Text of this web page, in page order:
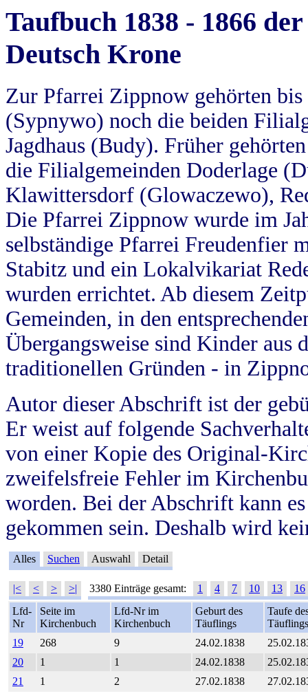
Taufbuch 1838 - 1866
Deutsch Krone
Zur Pfarrei Zippnow gehörten
(Sypnywo) noch die beiden
Jagdhaus (Budy). Früher
die Filialgemeinden Doderlage
Klawittersdorf (Glowaczewo),
Die Pfarrei Zippnow wurde im
selbständige Pfarrei Freudenfier
Stabitz und ein Lokalvikariat
wurden errichtet. Ab diesem
Gemeinden, in den
Übergangsweise sind Kinder aus
traditionellen Gründen - in
Autor dieser Abschrift ist der
Er weist auf folgende
von einer Kopie des Original-
zweifelsfreie Fehler im
worden. Bei der Abschrift kann
gekommen sein. Deshalb wird
Alles Suchen Auswahl Detail
|< < > >| 3380 Einträge gesamt: 1 4 7 10 13
16
Lfd-
Nr
Seite im
Kirchenbuch
Lfd-Nr im
Kirchenbuch
Geburt des
Täuflings
Taufe
Täuflings
19
268 9 24.02.1838
20
1 1 24.02.1838
21
1 2 27.02.1838